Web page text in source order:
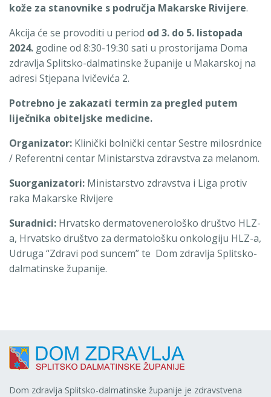
kože za stanovnike s područja Makarske Rivijere.
Akcija će se provoditi u period od 3. do 5. listopada
2024. godine od 8:30-19:30 sati u prostorijama Doma
zdravlja Splitsko-dalmatinske županije u Makarskoj na
adresi Stjepana Ivičevića 2.
Potrebno je zakazati termin za pregled putem
liječnika obiteljske medicine.
Organizator: Klinički bolnički centar Sestre milosrdnice
/ Referentni centar Ministarstva zdravstva za melanom.
Suorganizatori: Ministarstvo zdravstva i Liga protiv
raka Makarske Rivijere
Suradnici: Hrvatsko dermatovenerološko društvo HLZ-
a, Hrvatsko društvo za dermatološku onkologiju HLZ-a,
Udruga “Zdravi pod suncem” te Dom zdravlja Splitsko-
dalmatinske županije.
Dom zdravlja Splitsko-dalmatinske županije je zdravstvena